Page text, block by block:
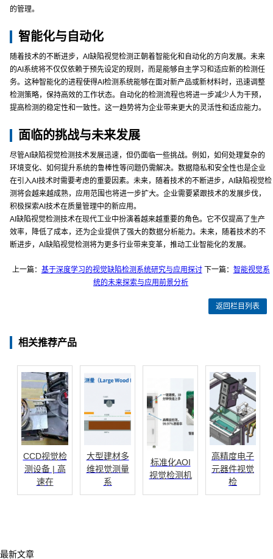
的管理。
智能化与自动化
随着技术的不断进步，AI缺陷视觉检测正朝着智能化和自动化的方向发展。未来
的AI系统将不仅仅依赖于预先设定的规则，而是能够自主学习和适应新的检测任
务。这种智能化的进程使得AI检测系统能够在面对新产品或新材料时，迅速调整
检测策略，保持高效的工作状态。自动化的检测流程也将进一步减少人为干预，
提高检测的稳定性和一致性。这一趋势将为企业带来更大的灵活性和适应能力。
面临的挑战与未来发展
尽管AI缺陷视觉检测技术发展迅速，但仍面临一些挑战。例如，如何处理复杂的
环境变化、如何提升系统的鲁棒性等问题仍需解决。数据隐私和安全性也是企业
在引入AI技术时需要考虑的重要因素。未来，随着技术的不断进步，AI缺陷视觉检
测将会越来越成熟，应用范围也将进一步扩大。企业需要紧跟技术的发展步伐，
积极探索AI技术在质量管理中的新应用。
AI缺陷视觉检测技术在现代工业中扮演着越来越重要的角色。它不仅提高了生产
效率，降低了成本，还为企业提供了强大的数据分析能力。未来，随着技术的不
断进步，AI缺陷视觉检测将为更多行业带来变革，推动工业智能化的发展。
上一篇： 基于深度学习的视觉缺陷检测系统研究与应用探讨下一篇： 智能视觉系
统的未来探索与应用前景分析
返回栏目列表
相关推荐产品
CCD视觉检
测设备 | 高
速在
大型建材多
维视觉测量
系
标准化AOI
视觉检测机
高精度电子
元器件视觉
检
最新文章